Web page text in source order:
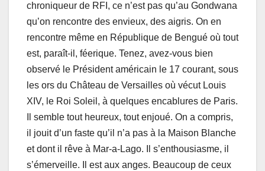
chroniqueur de RFI, ce n’est pas qu’au Gondwana
qu’on rencontre des envieux, des aigris. On en
rencontre même en République de Bengué où tout
est, paraît-il, féerique. Tenez, avez-vous bien
observé le Président américain le 17 courant, sous
les ors du Château de Versailles où vécut Louis
XIV, le Roi Soleil, à quelques encablures de Paris.
Il semble tout heureux, tout enjoué. On a compris,
il jouit d’un faste qu’il n’a pas à la Maison Blanche
et dont il rêve à Mar-a-Lago. Il s’enthousiasme, il
s’émerveille. Il est aux anges. Beaucoup de ceux